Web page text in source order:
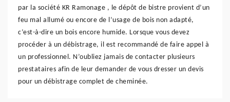
par la société KR Ramonage , le dépôt de bistre provient d’un
feu mal allumé ou encore de l’usage de bois non adapté,
c’est-à-dire un bois encore humide. Lorsque vous devez
procéder à un débistrage, il est recommandé de faire appel à
un professionnel. N’oubliez jamais de contacter plusieurs
prestataires afin de leur demander de vous dresser un devis
pour un débistrage complet de cheminée.